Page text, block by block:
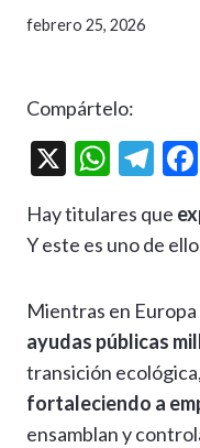
febrero 25, 2026
Compártelo:
X
W
at
s
A
p
p
T
e
gr
a
m
Hay titulares que
Y este es uno de
Mientras en
ayudas públicas
transición ecológica,
fortaleciendo a
ensamblan y